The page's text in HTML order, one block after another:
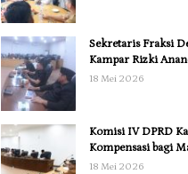
Sekretaris Fraksi
Kampar Rizki
Pemulihan
18 Mei 2026
Komisi IV DPRD
Kompensasi bagi
Terdampak
18 Mei 2026